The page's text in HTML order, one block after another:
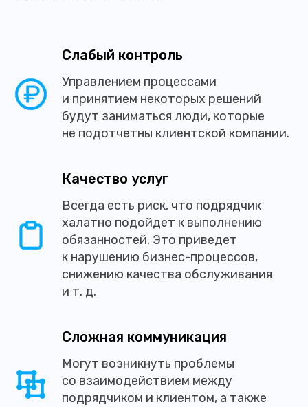
Слабый контроль
Управлением процессами
и принятием некоторых решений
будут заниматься люди, которые
не подотчетны клиентской компании.
Качество услуг
Всегда есть риск, что подрядчик
халатно подойдет к выполнению
обязанностей. Это приведет
к нарушению бизнес-процессов,
снижению качества обслуживания
и т. д.
Сложная коммуникация
Могут возникнуть проблемы
со взаимодействием между
подрядчиком и клиентом, а также